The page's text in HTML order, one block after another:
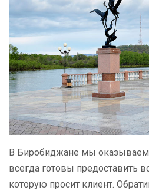
В Биробиджане мы оказываем
всегда готовы предоставить
которую просит клиент.